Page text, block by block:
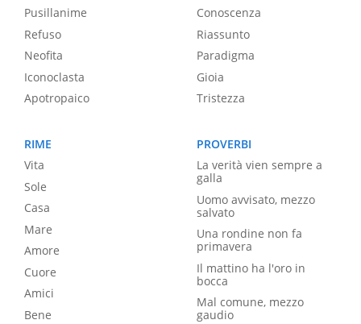
Pusillanime
Refuso
Neofita
Iconoclasta
Apotropaico
Conoscenza
Riassunto
Paradigma
Gioia
Tristezza
RIME
Vita
Sole
Casa
Mare
Amore
Cuore
Amici
Bene
PROVERBI
La verità vien sempre a
galla
Uomo avvisato, mezzo
salvato
Una rondine non fa
primavera
Il mattino ha l'oro in
bocca
Mal comune, mezzo
gaudio